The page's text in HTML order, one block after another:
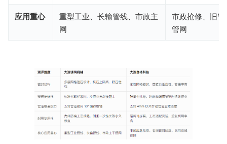
应用重心
重型工业、长输管线、市政主
网
市政抢修、旧
管网